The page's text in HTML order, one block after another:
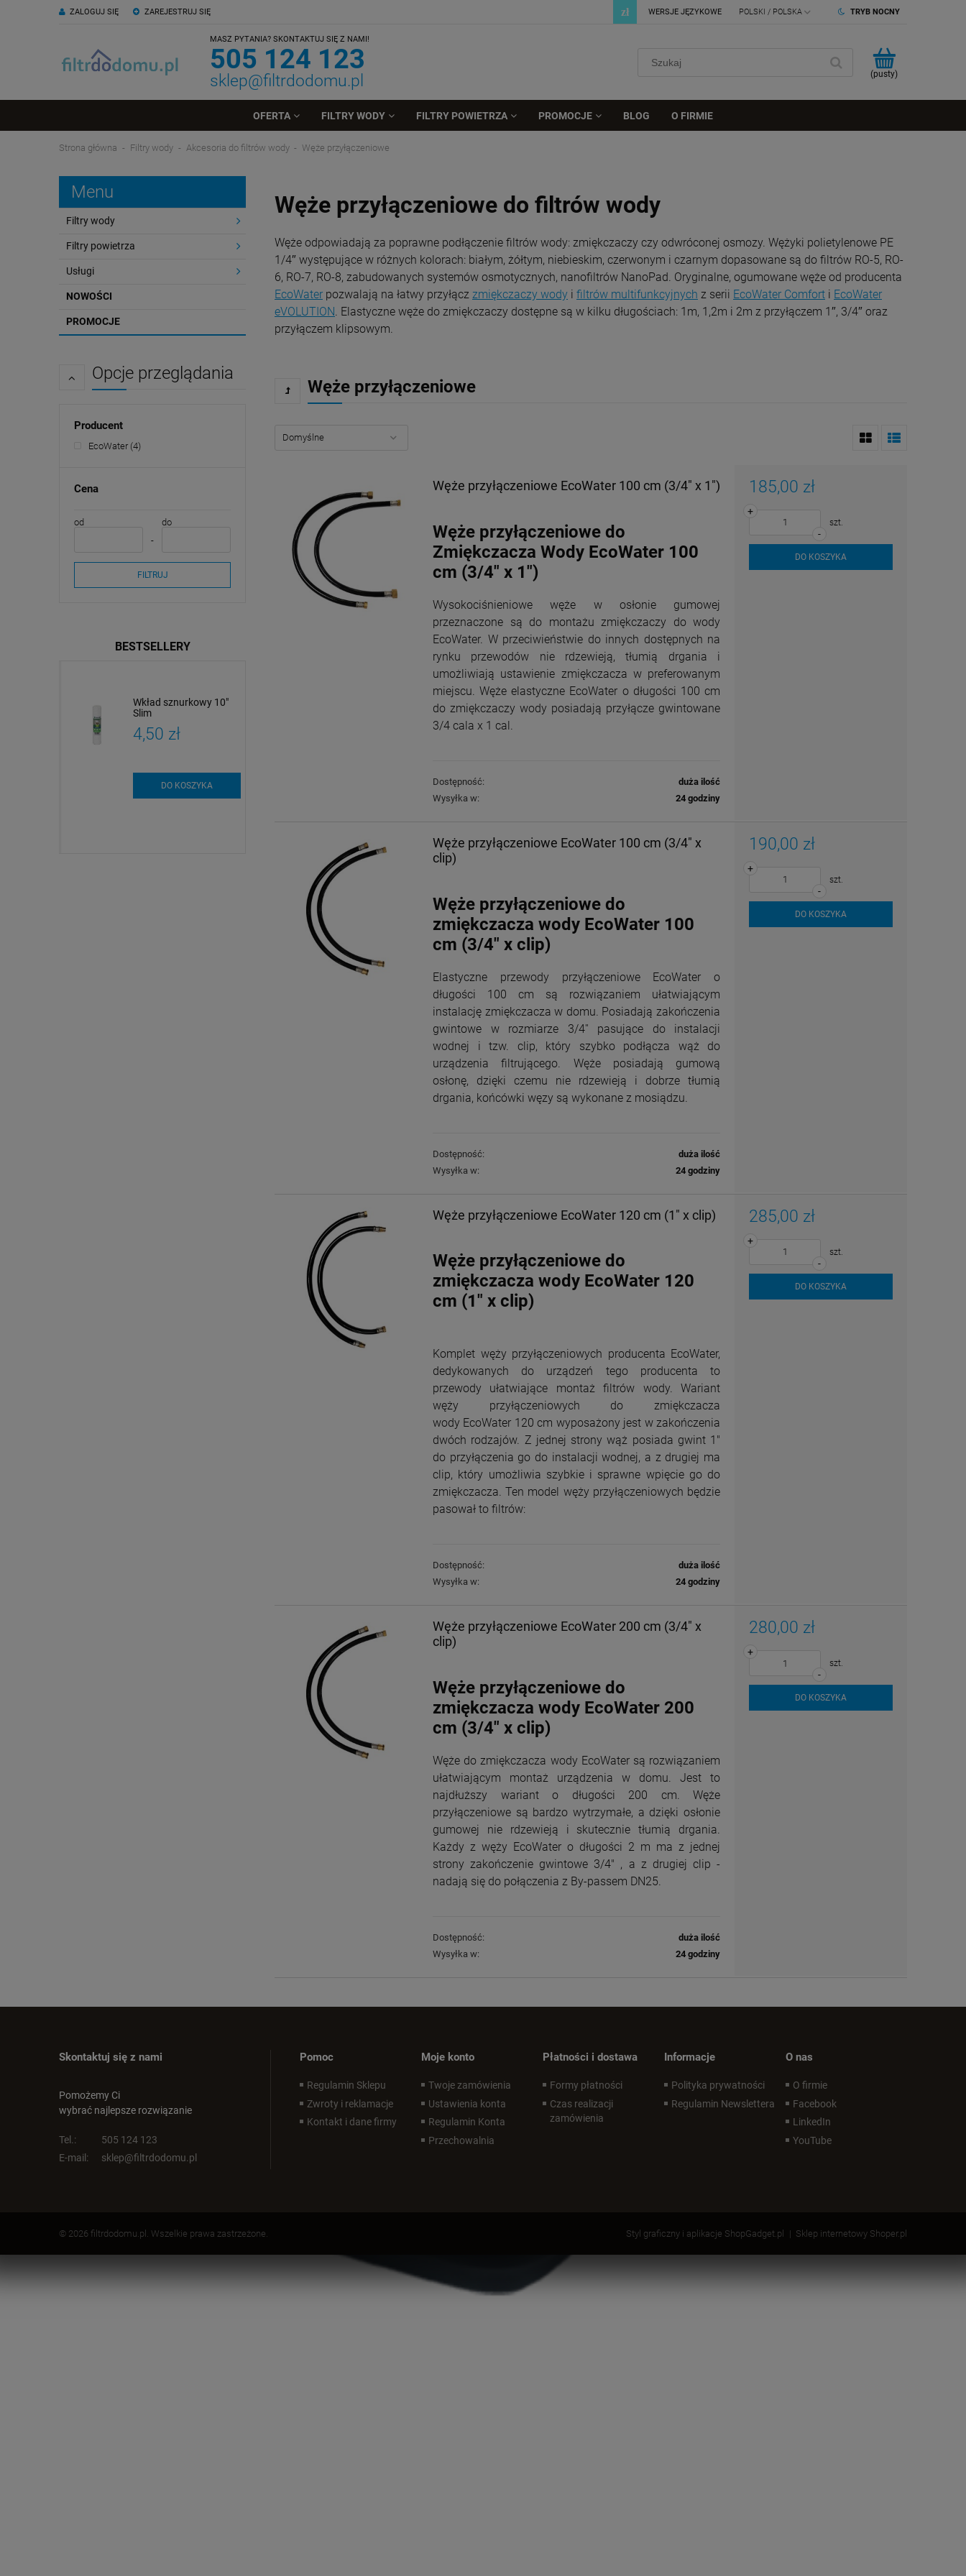
ZAREJESTRUJ SIĘ
ZALOGUJ SIĘ TRYB NOCNY
WERSJE JĘZYKOWE
MASZ PYTANIA? SKONTAKTUJ SIĘ Z NAMI!
505 124 123
sklep@filtrdodomu.pl (pusty)
OFERTA FILTRY WODY FILTRY POWIETRZA PROMOCJE BLOG O FIRMIE
Strona główna Filtry wody Akcesoria do filtrów wody Węże przyłączeniowe
Menu
Filtry wody
Filtry powietrza
Usługi
NOWOŚCI
PROMOCJE
Opcje przeglądania
Producent
EcoWater (4)
Cena
od do
FILTRUJ
BESTSELLERY
Wkład sznurkowy 10"
Slim
4,50 zł
DO KOSZYKA
Wkład do filtra
Cintropur NW 25 / NW
25 DUO
9,00 zł
Węże przyłączeniowe do filtrów wody
Węże odpowiadają za poprawne podłączenie filtrów wody: zmiękczaczy czy odwróconej osmozy. Wężyki polietylenowe PE
1/4″ występujące w różnych kolorach: białym, żółtym, niebieskim, czerwonym i czarnym dopasowane są do filtrów RO-5, RO-
6, RO-7, RO-8, zabudowanych systemów osmotycznych, nanofiltrów NanoPad. Oryginalne, ogumowane węże od producenta
EcoWater pozwalają na łatwy przyłącz zmiękczaczy wody i filtrów multifunkcyjnych z serii EcoWater Comfort i EcoWater
eVOLUTION. Elastyczne węże do zmiękczaczy dostępne są w kilku długościach: 1m, 1,2m i 2m z przyłączem 1″, 3/4″ oraz
przyłączem klipsowym.
Węże przyłączeniowe
Węże przyłączeniowe EcoWater 100 cm (3/4" x 1")
Węże przyłączeniowe do
Zmiękczacza Wody EcoWater 100
cm (3/4" x 1")
Wysokociśnieniowe węże w osłonie gumowej
przeznaczone są do montażu zmiękczaczy do wody
EcoWater. W przeciwieństwie do innych dostępnych na
rynku przewodów nie rdzewieją, tłumią drgania i
umożliwiają ustawienie zmiękczacza w preferowanym
miejscu. Węże elastyczne EcoWater o długości 100 cm
do zmiękczaczy wody posiadają przyłącze gwintowane
3/4 cala x 1 cal.
Dostępność:
duża ilość
Wysyłka w:
24 godziny
185,00 zł
-
+
szt.
DO KOSZYKA
Węże przyłączeniowe EcoWater 100 cm (3/4" x
clip)
Węże przyłączeniowe do
zmiękczacza wody EcoWater 100
cm (3/4" x clip)
Elastyczne przewody przyłączeniowe EcoWater o
długości 100 cm są rozwiązaniem ułatwiającym
instalację zmiękczacza w domu. Posiadają zakończenia
gwintowe w rozmiarze 3/4'' pasujące do instalacji
wodnej i tzw. clip, który szybko podłącza wąż do
urządzenia filtrującego. Węże posiadają gumową
osłonę, dzięki czemu nie rdzewieją i dobrze tłumią
drgania, końcówki węzy są wykonane z mosiądzu.
Dostępność:
duża ilość
Wysyłka w:
24 godziny
190,00 zł
-
+
szt.
DO KOSZYKA
Węże przyłączeniowe EcoWater 120 cm (1" x clip)
Węże przyłączeniowe do
zmiękczacza wody EcoWater 120
cm (1" x clip)
Komplet węży przyłączeniowych producenta EcoWater,
dedykowanych do urządzeń tego producenta to
przewody ułatwiające montaż filtrów wody. Wariant
węży przyłączeniowych do zmiękczacza
wody EcoWater 120 cm wyposażony jest w zakończenia
dwóch rodzajów. Z jednej strony wąż posiada gwint 1"
do przyłączenia go do instalacji wodnej, a z drugiej ma
clip, który umożliwia szybkie i sprawne wpięcie go do
zmiękczacza. Ten model węży przyłączeniowych będzie
pasował to filtrów:
Dostępność:
duża ilość
Wysyłka w:
24 godziny
285,00 zł
-
+
szt.
DO KOSZYKA
Węże przyłączeniowe EcoWater 200 cm (3/4" x
clip)
Węże przyłączeniowe do
zmiękczacza wody EcoWater 200
cm (3/4" x clip)
Węże do zmiękczacza wody EcoWater są rozwiązaniem
ułatwiającym montaż urządzenia w domu. Jest to
najdłuższy wariant o długości 200 cm. Węże
przyłączeniowe są bardzo wytrzymałe, a dzięki osłonie
gumowej nie rdzewieją i skutecznie tłumią drgania.
Każdy z węży EcoWater o długości 2 m ma z jednej
strony zakończenie gwintowe 3/4" , a z drugiej clip -
nadają się do połączenia z By-passem DN25.
Dostępność:
duża ilość
Wysyłka w:
24 godziny
280,00 zł
-
+
szt.
DO KOSZYKA
Skontaktuj się z nami
Pomożemy Ci
wybrać najlepsze rozwiązanie
Tel.:
505 124 123
E-mail:
sklep@filtrdodomu.pl
Pomoc
Regulamin Sklepu
Zwroty i reklamacje
Kontakt i dane firmy
Moje konto
Twoje zamówienia
Ustawienia konta
Regulamin Konta
Przechowalnia
Płatności i dostawa
Formy płatności
Czas realizacji
zamówienia
Informacje
Polityka prywatności
Regulamin Newslettera
O nas
O firmie
Facebook
LinkedIn
YouTube
© 2026 filtrdodomu.pl. Wszelkie prawa zastrzeżone. Styl graficzny i aplikacje ShopGadget.pl Sklep internetowy Shoper.pl